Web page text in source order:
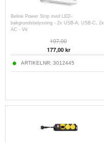
Beline Power Strip med LED-
bakgrundsbelysning - 2x USB-A, USB-C, 2x
AC - Vit
197,00
177,00kr
ARTIKELNR: 3012445